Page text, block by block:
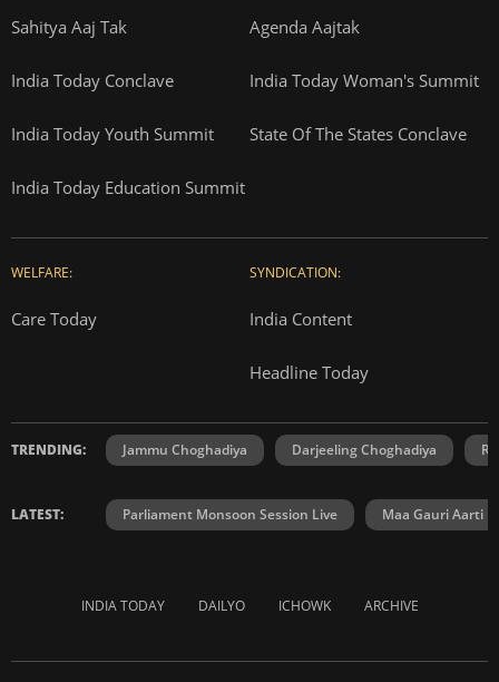
Sahitya Aaj Tak Agenda Aajtak
India Today Conclave India Today Woman's Summit
India Today Youth Summit State Of The States Conclave
India Today Education Summit
WELFARE:
Care Today
SYNDICATION:
India Content
Headline Today
TRENDING: Jammu Choghadiya Darjeeling Choghadiya
LATEST: Parliament Monsoon Session Live Maa Gauri Aarti
INDIA TODAY DAILYO ICHOWK ARCHIVE